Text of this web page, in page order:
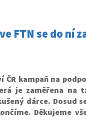
FTN se do ní
kampaň na
je zaměřena na
dárce. Dosud
Děkujeme